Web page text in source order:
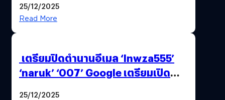
25/12/2025
Read More
เตรียมปิดตำนานอีเมล ‘lnwza555’
‘naruk’ ‘007’ Google เตรียมเปิด
25/12/2025